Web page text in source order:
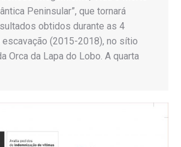
Peninsular”, que tornará
obtidos durante as 4
escavação (2015-2018), no sítio
Orca da Lapa do Lobo. A quarta